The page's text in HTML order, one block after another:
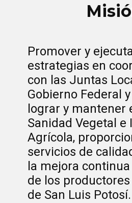
Adquisiciones
Divulgación
Promover y
estrategias en
con las Juntas
Gobierno Federal
lograr y mantener
Sanidad Vegetal e
Agrícola,
servicios de
la mejora
de los
de San Luis Potosí.